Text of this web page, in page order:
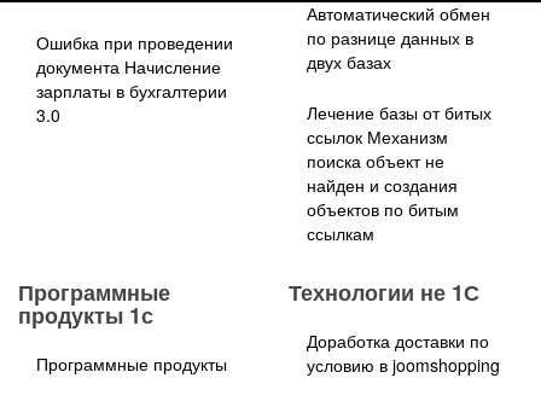
Ошибка при проведении
документа Начисление
зарплаты в бухгалтерии
3.0
Автоматический обмен
по разнице данных в
двух базах
Лечение базы от битых
ссылок Механизм
поиска объект не
найден и создания
объектов по битым
ссылкам
Программные
продукты 1с
Программные продукты
Технологии не 1С
Доработка доставки по
условию в joomshopping